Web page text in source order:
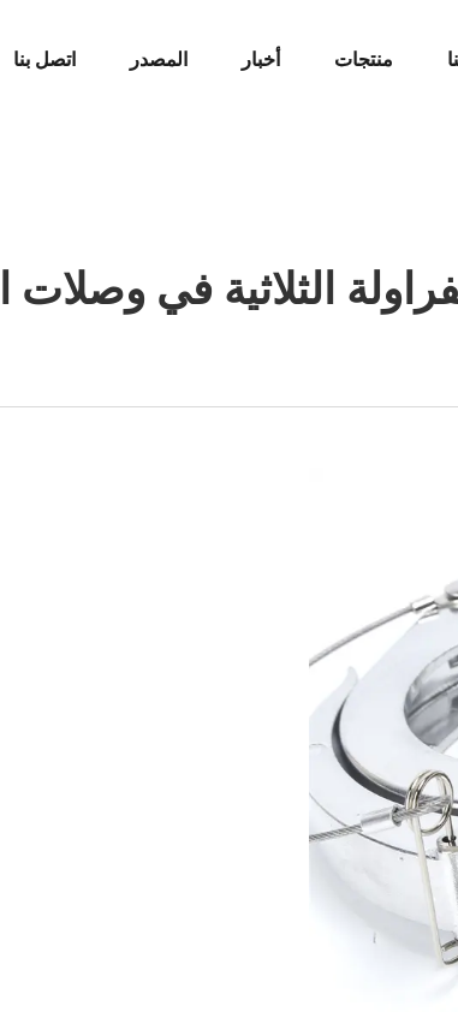
منتجات أخبار المصدر اتصل بنا
الثلاثية في وصلات